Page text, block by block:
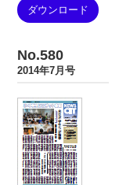
ダウンロード
No.580
2014年7月号